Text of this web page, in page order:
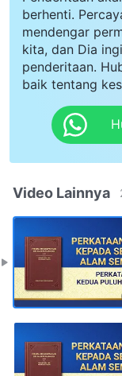
berhenti.
mendengar
kita, dan Dia
penderitaan.
baik tentang
Video Lainnya